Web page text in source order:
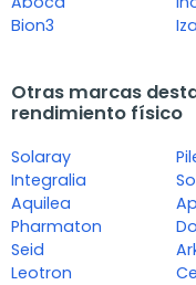
Bion3
Otras marcas
rendimiento físico
Solaray
Integralia
Aquilea
Pharmaton
Seid
Leotron